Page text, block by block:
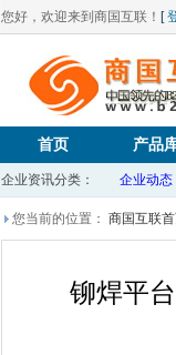
您好，欢迎来到商国互联！ [
首页 产品
企业资讯分类： 企业动态
您当前的位置： 商国互联
铆焊平